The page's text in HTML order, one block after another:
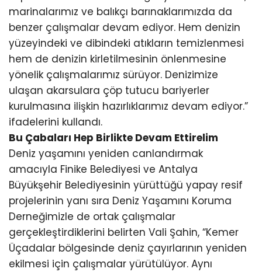
marinalarımız ve balıkçı barınaklarımızda da
benzer çalışmalar devam ediyor. Hem denizin
yüzeyindeki ve dibindeki atıkların temizlenmesi
hem de denizin kirletilmesinin önlenmesine
yönelik çalışmalarımız sürüyor. Denizimize
ulaşan akarsulara çöp tutucu bariyerler
kurulmasına ilişkin hazırlıklarımız devam ediyor.”
ifadelerini kullandı.
Bu Çabaları Hep Birlikte Devam Ettirelim
Deniz yaşamını yeniden canlandırmak
amacıyla Finike Belediyesi ve Antalya
Büyükşehir Belediyesinin yürüttüğü yapay resif
projelerinin yanı sıra Deniz Yaşamını Koruma
Derneğimizle de ortak çalışmalar
gerçekleştirdiklerini belirten Vali Şahin, “Kemer
Üçadalar bölgesinde deniz çayırlarının yeniden
ekilmesi için çalışmalar yürütülüyor. Aynı